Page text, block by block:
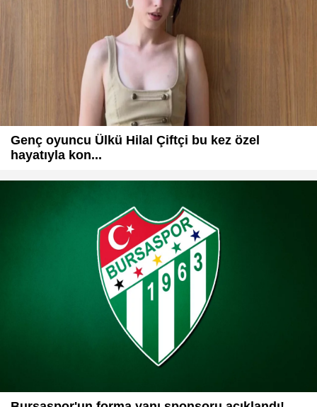
Genç oyuncu Ülkü Hilal Çiftçi bu kez özel
hayatıyla kon...